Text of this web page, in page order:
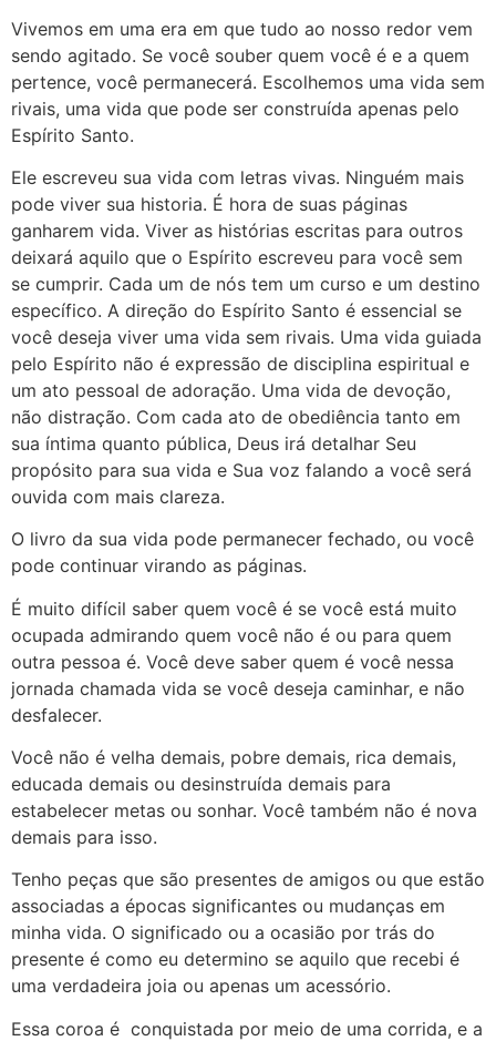
Vivemos em uma era em que tudo ao nosso redor vem
sendo agitado. Se você souber quem você é e a quem
pertence, você permanecerá. Escolhemos uma vida sem
rivais, uma vida que pode ser construída apenas pelo
Espírito Santo.
Ele escreveu sua vida com letras vivas. Ninguém mais
pode viver sua historia. É hora de suas páginas
ganharem vida. Viver as histórias escritas para outros
deixará aquilo que o Espírito escreveu para você sem
se cumprir. Cada um de nós tem um curso e um destino
específico. A direção do Espírito Santo é essencial se
você deseja viver uma vida sem rivais. Uma vida guiada
pelo Espírito não é expressão de disciplina espiritual e
um ato pessoal de adoração. Uma vida de devoção,
não distração. Com cada ato de obediência tanto em
sua íntima quanto pública, Deus irá detalhar Seu
propósito para sua vida e Sua voz falando a você será
ouvida com mais clareza.
O livro da sua vida pode permanecer fechado, ou você
pode continuar virando as páginas.
É muito difícil saber quem você é se você está muito
ocupada admirando quem você não é ou para quem
outra pessoa é. Você deve saber quem é você nessa
jornada chamada vida se você deseja caminhar, e não
desfalecer.
Você não é velha demais, pobre demais, rica demais,
educada demais ou desinstruída demais para
estabelecer metas ou sonhar. Você também não é nova
demais para isso.
Tenho peças que são presentes de amigos ou que estão
associadas a épocas significantes ou mudanças em
minha vida. O significado ou a ocasião por trás do
presente é como eu determino se aquilo que recebi é
uma verdadeira joia ou apenas um acessório.
Essa coroa é conquistada por meio de uma corrida, e a